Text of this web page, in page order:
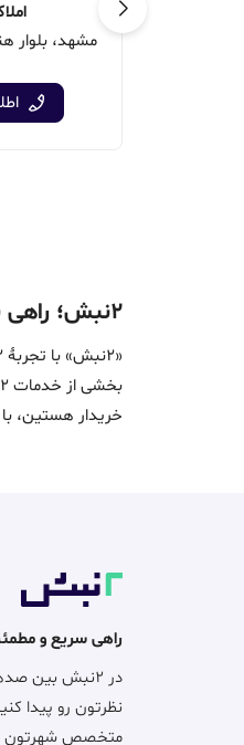
مشهد، بلوار
۲نبش؛ راهی سریع و مطمئن برای خانه‌دار شدن
خریدار هستین، با 2نبش در کمترین زمان معامله‌ کنین
راهی سریع و
در ۲نبش بین
نظرتون رو پیدا
متخصص شهرتون